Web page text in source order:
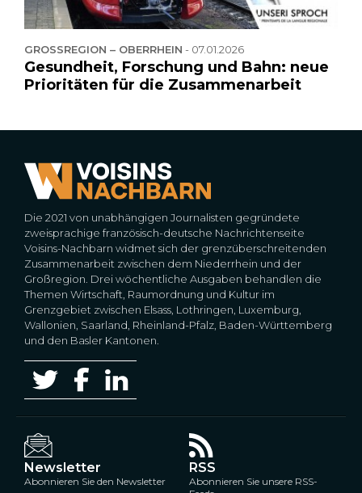
GROSSREGION – OBERRHEIN - 07.01.2026
Gesundheit, Forschung und Bahn: neue
Prioritäten für die Zusammenarbeit
Die 2021 von unabhängigen Journalisten gegründete
zweisprachige französisch-deutsche Nachrichtenseite
Voisins-Nachbarn widmet sich der grenzüberschreitenden
Zusammenarbeit zwischen dem Niederrhein und der
Großregion. Drei wöchentliche Ausgaben behandlen die
Themen Wirtschaft, Raumordnung und Kultur im
Grenzgebiet zwischen Elsass, Lothringen, Luxemburg,
Wallonien, Saarland, Rheinland-Pfalz, Baden-Württemberg
und den Basler Kantonen.
Newsletter
Abonnieren Sie den Newsletter
RSS
Abonnieren Sie unsere RSS-